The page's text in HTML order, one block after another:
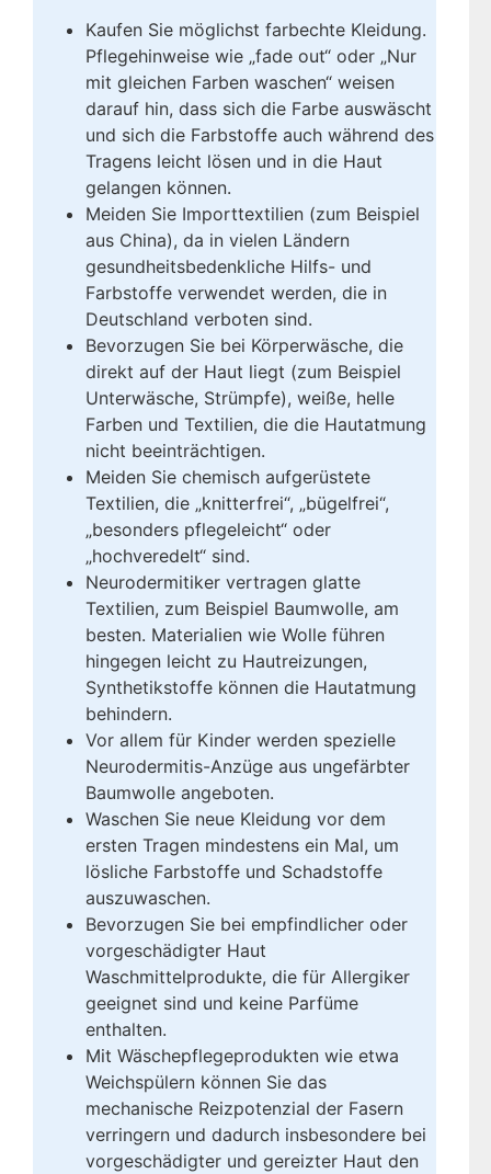
Kaufen Sie möglichst farbechte Kleidung.
Pflegehinweise wie „fade out“ oder „Nur
mit gleichen Farben waschen“ weisen
darauf hin, dass sich die Farbe auswäscht
und sich die Farbstoffe auch während des
Tragens leicht lösen und in die Haut
gelangen können.
Meiden Sie Importtextilien (zum Beispiel
aus China), da in vielen Ländern
gesundheitsbedenkliche Hilfs- und
Farbstoffe verwendet werden, die in
Deutschland verboten sind.
Bevorzugen Sie bei Körperwäsche, die
direkt auf der Haut liegt (zum Beispiel
Unterwäsche, Strümpfe), weiße, helle
Farben und Textilien, die die Hautatmung
nicht beeinträchtigen.
Meiden Sie chemisch aufgerüstete
Textilien, die „knitterfrei“, „bügelfrei“,
„besonders pflegeleicht“ oder
„hochveredelt“ sind.
Neurodermitiker vertragen glatte
Textilien, zum Beispiel Baumwolle, am
besten. Materialien wie Wolle führen
hingegen leicht zu Hautreizungen,
Synthetikstoffe können die Hautatmung
behindern.
Vor allem für Kinder werden spezielle
Neurodermitis-Anzüge aus ungefärbter
Baumwolle angeboten.
Waschen Sie neue Kleidung vor dem
ersten Tragen mindestens ein Mal, um
lösliche Farbstoffe und Schadstoffe
auszuwaschen.
Bevorzugen Sie bei empfindlicher oder
vorgeschädigter Haut
Waschmittelprodukte, die für Allergiker
geeignet sind und keine Parfüme
enthalten.
Mit Wäschepflegeprodukten wie etwa
Weichspülern können Sie das
mechanische Reizpotenzial der Fasern
verringern und dadurch insbesondere bei
vorgeschädigter und gereizter Haut den